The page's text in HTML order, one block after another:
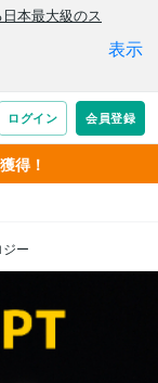
得！
ー